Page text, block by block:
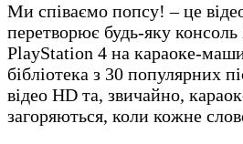
Ми співаємо попсу! – це
перетворює будь-яку
PlayStation 4 на караоке-
бібліотека з 30 популярних
відео HD та, звичайно,
загоряються, коли кожне